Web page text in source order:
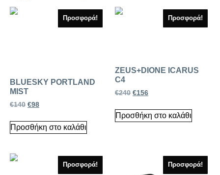
Προσφορά!
BLUESKY PORTLAND
MIST
€140 €98
Προσθήκη στο καλάθι
Προσφορά!
ZEUS+DIONE ICARUS
C4
€240 €156
Προσθήκη στο καλάθι
Προσφορά! Προσφορά!